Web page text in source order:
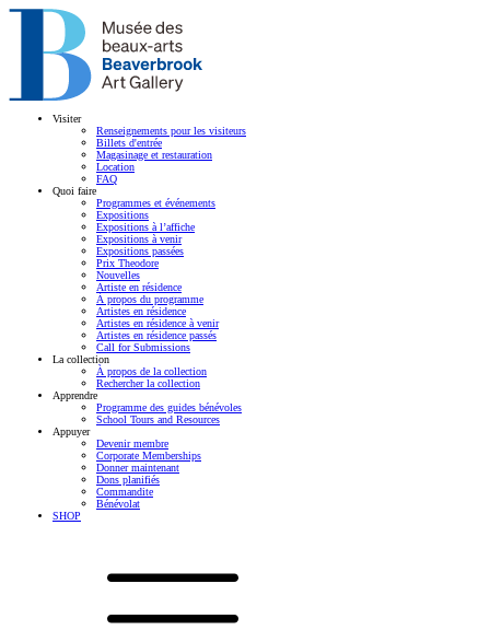
Visiter
Renseignements pour les visiteurs
Billets d'entrée
Magasinage et restauration
Location
FAQ
Quoi faire
Programmes et événements
Expositions
Expositions à l’affiche
Expositions à venir
Expositions passées
Prix Theodore
Nouvelles
Artiste en résidence
À propos du programme
Artistes en résidence
Artistes en résidence à venir
Artistes en résidence passés
Call for Submissions
La collection
À propos de la collection
Rechercher la collection
Apprendre
Programme des guides bénévoles
School Tours and Resources
Appuyer
Devenir membre
Corporate Memberships
Donner maintenant
Dons planifiés
Commandite
Bénévolat
SHOP